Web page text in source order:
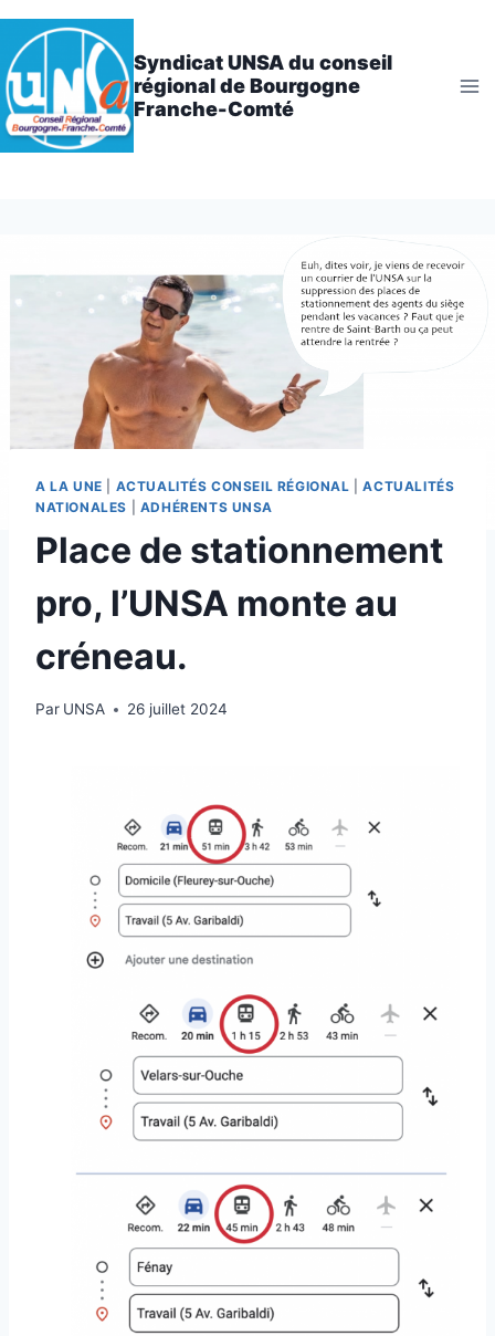
Aller
au
contenu
Syndicat UNSA du conseil
régional de Bourgogne
Franche-Comté
A LA UNE ACTUALITÉS CONSEIL RÉGIONAL |ACTUALITÉS
NATIONALES
ADHÉRENTS UNSA
Place de stationnement
pro, l’UNSA monte au
créneau.
Par UNSA 26 juillet 2024